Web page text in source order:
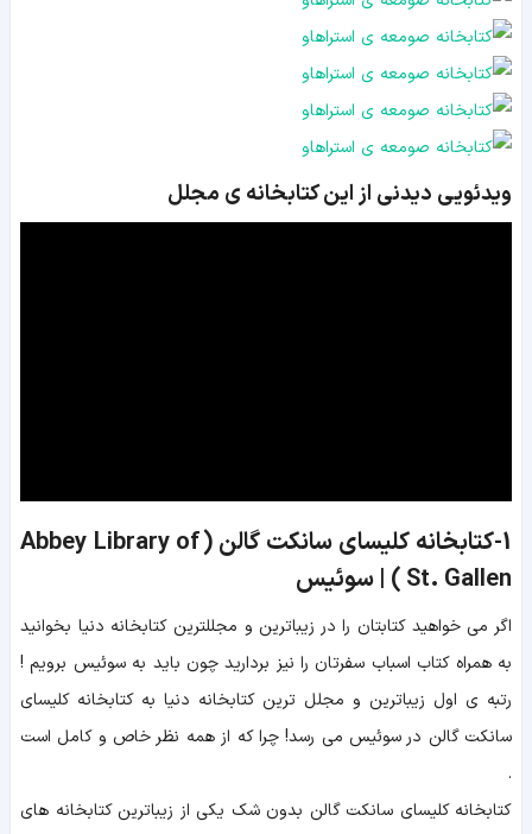
ویدئویی دیدنی از این کتابخانه ی مجلل
1-کتابخانه کلیسای سانکت گالن ( Abbey Library of
St. Gallen ) | سوئیس
اگر می خواهید کتابتان را در زیباترین و مجللترین کتابخانه دنیا بخوانید
به همراه کتاب اسباب سفرتان را نیز بردارید چون باید به سوئیس برویم !
رتبه ی اول زیباترین و مجلل ترین کتابخانه دنیا به کتابخانه کلیسای
سانکت گالن در سوئیس می رسد! چرا که از همه نظر خاص و کامل است
.
کتابخانه کلیسای سانکت گالن بدون شک یکی از زیباترین کتابخانه های